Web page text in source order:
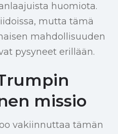
huomiota.
mutta tämä
mahdollisuuden
pysyneet erillään.
missio
vakiinnuttaa tämän